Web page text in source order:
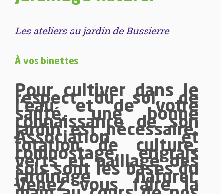
Les ateliers au jardin de Bussierre
À vos binettes
Pour cultiver dans le
respect du sol, de
l’eau et de votre
santé, une bonne
connaissance de son
jardin est nécessaire.
Association et
rotation de culture,
compostage, engrais
verts et paillage des
sols sont les bases du
jardinage naturel.
Venez vous faire la